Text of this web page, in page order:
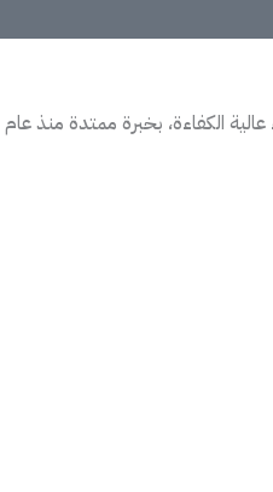
الكفاءة، بخبرة ممتدة منذ عام 2015.